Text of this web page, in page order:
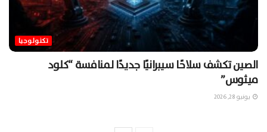
تكنولوجيا
الصين تكشف سلاحًا سيبرانيًا جديدًا لمنافسة “كلود
ميثوس”
يونيو 28, 2026